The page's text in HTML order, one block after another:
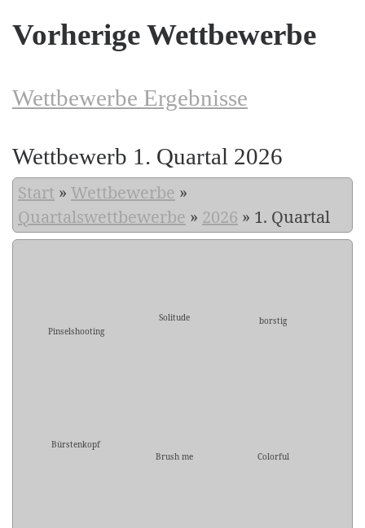
Vorherige Wettbewerbe
Wettbewerbe Ergebnisse
Wettbewerb 1. Quartal 2026
Start » Wettbewerbe »
Quartalswettbewerbe » 2026 » 1. Quartal
Pinselshooting
Solitude borstig
Bürstenkopf
Brush me
Colorful